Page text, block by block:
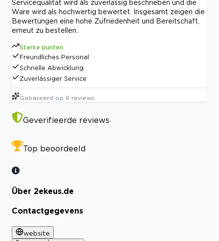
Servicequalität wird als zuverlässig beschrieben und die
Ware wird als hochwertig bewertet. Insgesamt zeigen die
Bewertungen eine hohe Zufriedenheit und Bereitschaft,
erneut zu bestellen.
Sterke punten
Freundliches Personal
Schnelle Abwicklung
Zuverlässiger Service
Gebaseerd op 6 reviews
Geverifieerde reviews
Top beoordeeld
Über 2ekeus.de
Contactgegevens
website